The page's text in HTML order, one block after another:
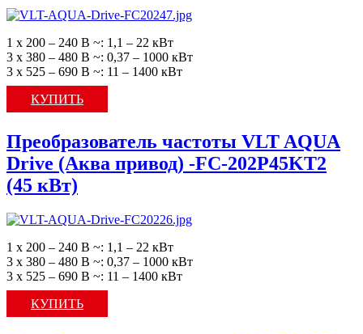
1 х 200 – 240 В ~: 1,1 – 22 кВт
3 х 380 – 480 В ~: 0,37 – 1000 кВт
3 х 525 – 690 В ~: 11 – 1400 кВт
КУПИТЬ
Преобразователь частоты VLT AQUA
Drive (Аква привод) -FC-202P45KT2
(45 кВт)
1 х 200 – 240 В ~: 1,1 – 22 кВт
3 х 380 – 480 В ~: 0,37 – 1000 кВт
3 х 525 – 690 В ~: 11 – 1400 кВт
КУПИТЬ